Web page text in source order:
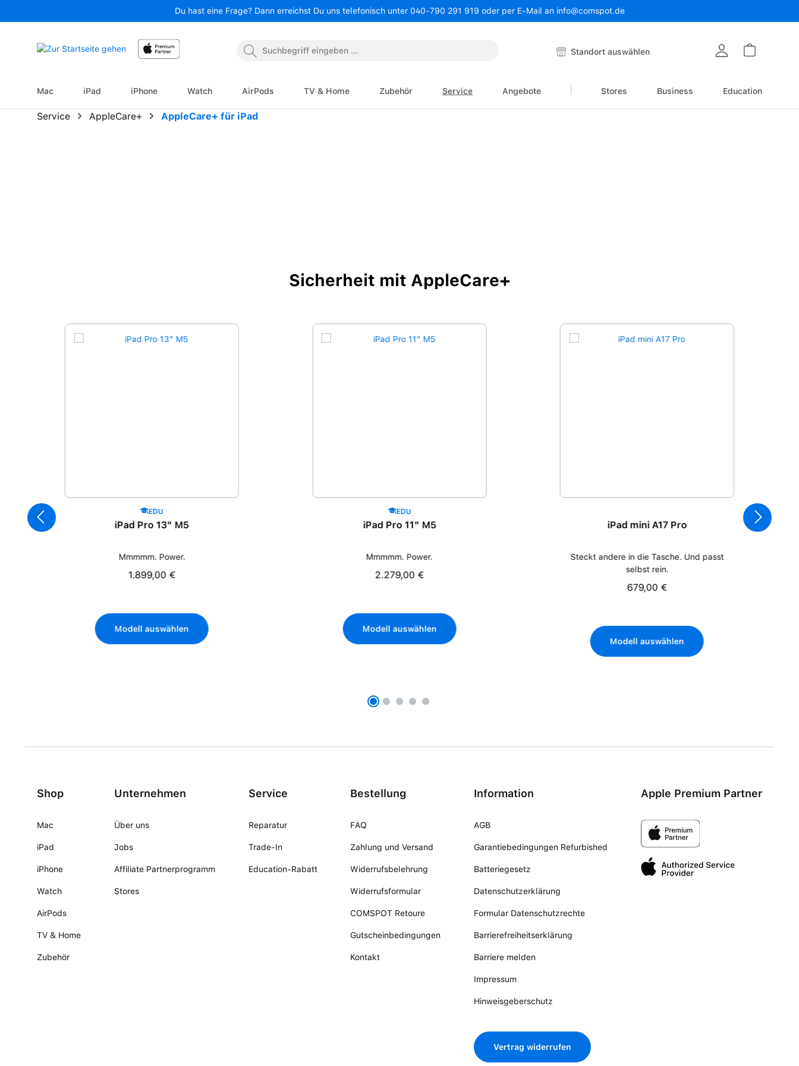
Du hast eine Frage? Dann erreichst Du uns telefonisch unter 040-790 291 919 oder per E-Mail an info@comspot.de
Standort auswählen
Mac iPad iPhone Watch AirPods TV & Home Zubehör Service Angebote Stores Business Education
Service AppleCare+ AppleCare+ für iPad
Sicherheit mit AppleCare+
Produktgalerie überspringen
EDU
iPad Pro 13" M5
Mmmmm. Power.
Regulärer Preis:
1.899,00 €
Modell auswählen
EDU
iPad Pro 11" M5
Mmmmm. Power.
Regulärer Preis:
2.279,00 €
Modell auswählen
iPad mini A17 Pro
Steckt andere in die Tasche. Und passt
selbst rein.
Regulärer Preis:
679,00 €
Modell auswählen
Shop
Mac
iPad
iPhone
Watch
AirPods
TV & Home
Zubehör
Unternehmen
Über uns
Jobs
Affiliate Partnerprogramm
Stores
Service
Reparatur
Trade-In
Education-Rabatt
Bestellung
FAQ
Zahlung und Versand
Widerrufsbelehrung
Widerrufsformular
COMSPOT Retoure
Gutscheinbedingungen
Kontakt
Information
AGB
Garantiebedingungen Refurbished
Batteriegesetz
Datenschutzerklärung
Formular Datenschutzrechte
Barrierefreiheitserklärung
Barriere melden
Impressum
Hinweisgeberschutz
Vertrag widerrufen
Apple Premium Partner